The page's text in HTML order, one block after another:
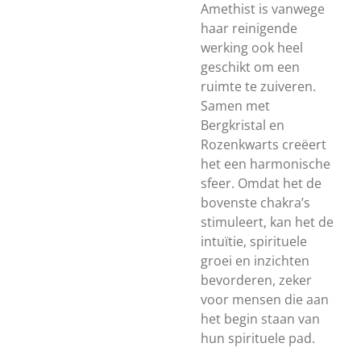
Amethist is vanwege
haar reinigende
werking ook heel
geschikt om een
ruimte te zuiveren.
Samen met
Bergkristal en
Rozenkwarts creëert
het een harmonische
sfeer. Omdat het de
bovenste chakra’s
stimuleert, kan het de
intuïtie, spirituele
groei en inzichten
bevorderen, zeker
voor mensen die aan
het begin staan van
hun spirituele pad.